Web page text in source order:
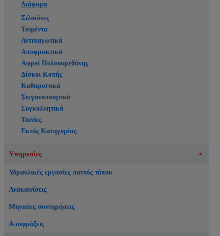
Διάφορα
Σιλικόνες
Τσιμέντα
Αντιπαγωτικά
Αποφρακτικά
Αφροί Πολυουρεθάνης
Δίσκοι Κοπής
Καθαριστικά
Στεγανοποιητικά
Συγκολλητικά
Ταινίες
Εκτός Κατηγορίας
Υπηρεσίες
Υδραυλικές εργασίες παντός τύπου
Ανακαινίσεις
Μηνιαίες συντηρήσεις
Αποφράξεις